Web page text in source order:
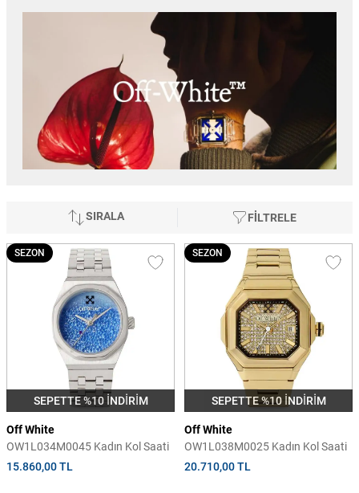
SIRALA FİLTRELE
SEPETTE %10 İNDİRİM
SEZON
Off White
OW1L034M0045 Kadın Kol Saati
15.860,00 TL
SEPETTE %10 İNDİRİM
SEZON
Off White
OW1L038M0025 Kadın Kol Saati
20.710,00 TL